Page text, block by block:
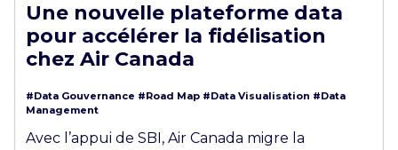
Une nouvelle plateforme data
pour accélérer la fidélisation
chez Air Canada
#Data Gouvernance #Road Map #Data Visualisation #Data
Management
Avec l’appui de SBI, Air Canada migre la